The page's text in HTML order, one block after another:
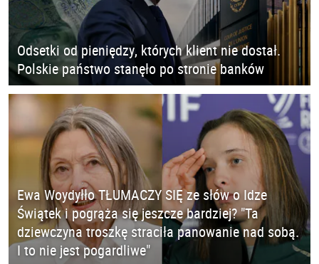
Odsetki od pieniędzy, których klient nie dostał.
Polskie państwo stanęło po stronie banków
Ewa Woydyłło TŁUMACZY SIĘ ze słów o Idze
Świątek i pogrąża się jeszcze bardziej? "Ta
dziewczyna troszkę straciła panowanie nad sobą.
I to nie jest pogardliwe"